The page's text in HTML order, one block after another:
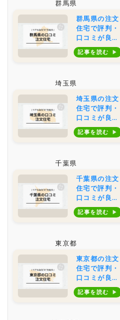
相場もご紹介
群馬県
群馬県の注文
住宅で評判・
口コミが良い
おすすめの建
築会社・工務
相場もご紹介
記事を読む
埼玉県
埼玉県の注文
住宅で評判・
口コミが良い
おすすめの建
築会社・工務
相場もご紹介
記事を読む
千葉県
千葉県の注文
住宅で評判・
口コミが良い
おすすめの建
築会社・工務
相場もご紹介
記事を読む
東京都
東京都の注文
住宅で評判・
口コミが良い
おすすめの建
築会社・工務
記事を読む